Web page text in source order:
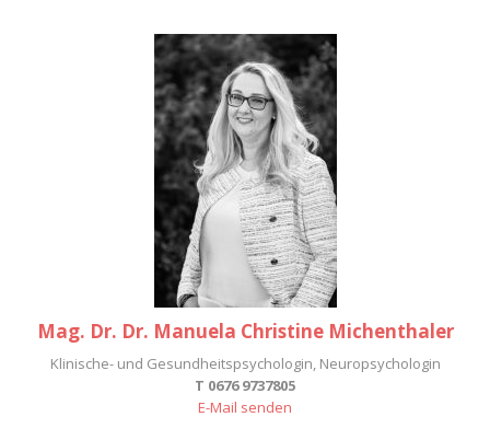
Mag. Dr. Dr. Manuela Christine Michenthaler
Klinische- und Gesundheitspsychologin, Neuropsychologin
T 0676 9737805
E-Mail senden